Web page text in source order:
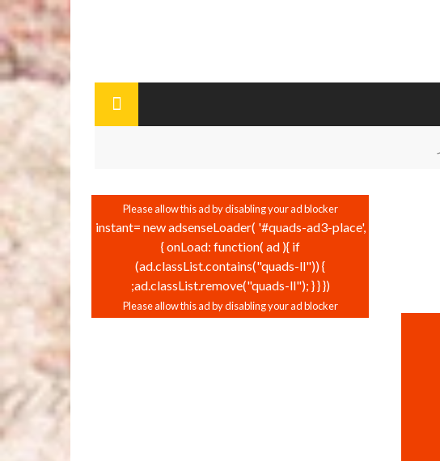
instant= new adsenseLoader( '#quads-ad3-place',
{ onLoad: function( ad ){ if
(ad.classList.contains("quads-ll")) {
ad.classList.remove("quads-ll"); } } });